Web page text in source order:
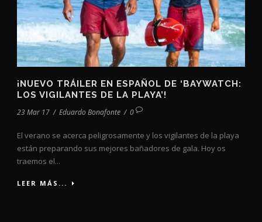
¡NUEVO TRÁILER EN ESPAÑOL DE ‘BAYWATCH:
LOS VIGILANTES DE LA PLAYA’!
23 Mar 17 / Eduardo Bonafonte / 0
El verano se acerca peligrosamente y los vigilantes de la playa
están preparando sus mejores bañadores de gala. Hoy os
traemos el...
LEER MÁS...